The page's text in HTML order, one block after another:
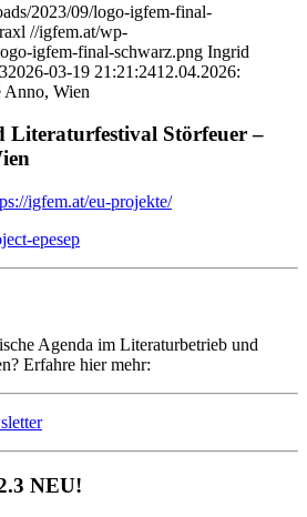
2023/09/logo-igfem-final-
//igfem.at/wp-
igfem-final-schwarz.png Ingrid
2026-03-19 21:21:2412.04.2026:
Anno, Wien
Literaturfestival Störfeuer –
igfem.at/eu-projekte/
epesep
Agenda im Literaturbetrieb und
Erfahre hier mehr:
NEU!